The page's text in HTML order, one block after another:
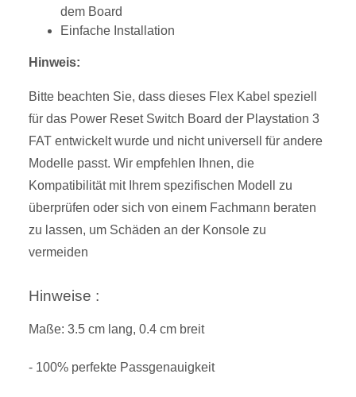
dem Board
Einfache Installation
Hinweis:
Bitte beachten Sie, dass dieses Flex Kabel speziell
für das Power Reset Switch Board der Playstation 3
FAT entwickelt wurde und nicht universell für andere
Modelle passt. Wir empfehlen Ihnen, die
Kompatibilität mit Ihrem spezifischen Modell zu
überprüfen oder sich von einem Fachmann beraten
zu lassen, um Schäden an der Konsole zu
vermeiden
Hinweise :
Maße: 3.5 cm lang, 0.4 cm breit
- 100% perfekte Passgenauigkeit